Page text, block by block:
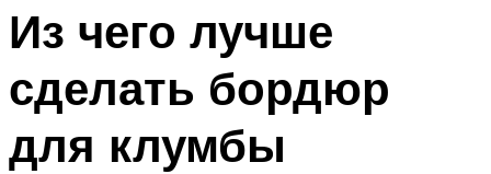
Из чего лучше
сделать бордюр
для клумбы